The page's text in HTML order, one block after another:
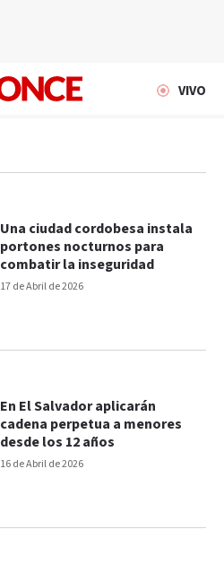
VIVO
17 de Abril de 2026
Una ciudad cordobesa instala
portones nocturnos para
combatir la inseguridad
16 de Abril de 2026
En El Salvador aplicarán
cadena perpetua a menores
desde los 12 años